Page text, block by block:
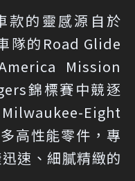
款的靈感源自於
隊的Road Glide
Mission
錦標賽中競逐
Eight
高性能零件，專
速、細膩精緻的